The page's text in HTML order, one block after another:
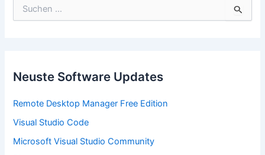
n
h
:
Neuste Software Updates
Remote Desktop Manager Free Edition
Visual Studio Code
Microsoft Visual Studio Community